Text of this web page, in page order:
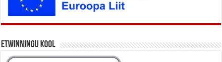
eTwinningu kool